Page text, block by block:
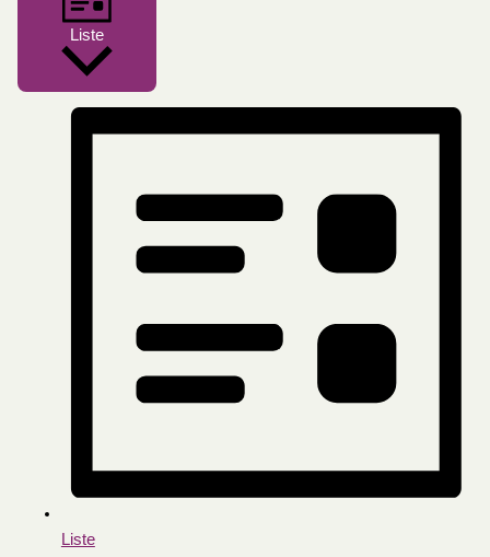
Liste
Liste